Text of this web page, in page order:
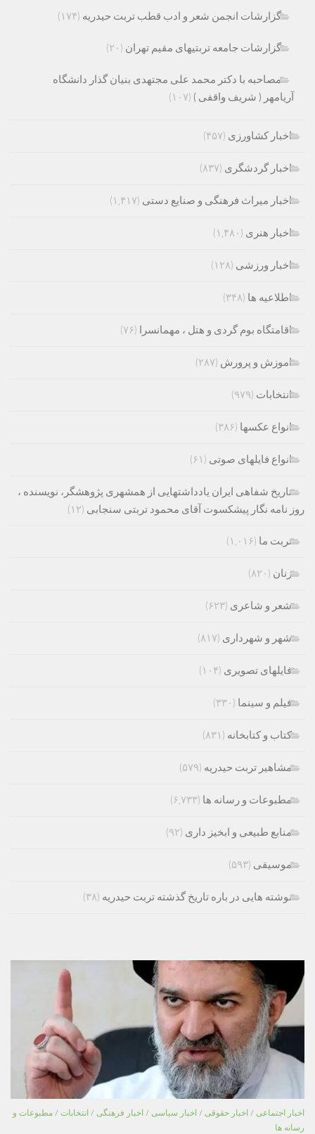
گزارشات انجمن شعر و ادب قطب تربت حیدریه (۱۷۴)
گزارشات جامعه تربتیهای مقیم تهران (۲۰)
مصاحبه با دکتر محمد علی مجتهدی بنیان گذار دانشگاه
آریامهر ( شریف واقفی ) (۱۰۷)
اخبار کشاورزی (۴۵۷)
اخبار گردشگری (۸۳۷)
اخبار میراث فرهنگی و صنایع دستی (۱,۴۱۷)
اخبار هنری (۱,۴۸۰)
اخبار ورزشی (۱۲۸)
اطلاعیه ها (۳۴۸)
اقامتگاه بوم گردی و هتل ، مهمانسرا (۷۶)
اموزش و پرورش (۲۸۷)
انتخابات (۹۷۹)
انواع عکسها (۳۸۶)
انواع فایلهای صوتی (۶۱)
تاریخ شفاهی ایران یادداشتهایی از همشهری پژوهشگر، نویسنده ،
روز نامه نگار پیشکسوت آقای محمود تربتی سنجابی (۱۲)
تربت ما (۱,۰۱۶)
زنان (۸۲۰)
شعر و شاعری (۶۲۳)
شهر و شهرداری (۸۱۷)
فایلهای تصویری (۱۰۴)
فیلم و سینما (۳۳۰)
کتاب و کتابخانه (۸۳۱)
مشاهیر تربت حیدریه (۵۷۹)
مطبوعات و رسانه ها (۶,۷۳۳)
منابع طبیعی و ابخیز داری (۹۲)
موسیقی (۵۹۳)
نوشته هایی در باره تاریخ گذشته تربت حیدریه (۳۸)
اخبار اجتماعی / اخبار حقوقی / اخبار سیاسی / اخبار فرهنگی / انتخابات / مطبوعات و
رسانه ها